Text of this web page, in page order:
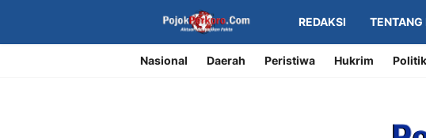
REDAKSI TENTANG
Nasional Daerah Peristiwa Hukrim Politik